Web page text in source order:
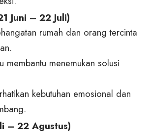
Juni – 22 Juli)
rumah dan orang tercinta
membantu menemukan solusi
kebutuhan emosional dan
– 22 Agustus)